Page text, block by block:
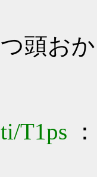
頭お
T1ps